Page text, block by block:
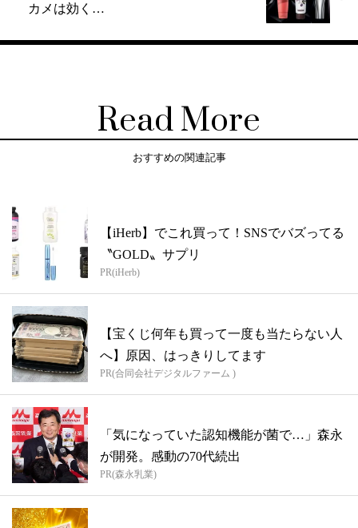
カメは効く…
Read More
おすすめの関連記事
【iHerb】でこれ買って！SNSでバズってる
〝GOLD〟サプリ
PR(iHerb)
【宝くじ何年も買って一度も当たらない人
へ】原因、はっきりしてます
PR(合同会社デジタルファーム )
「気になっていた認知機能が菌で…」森永
が開発。感動の70代続出
PR(森永乳業)